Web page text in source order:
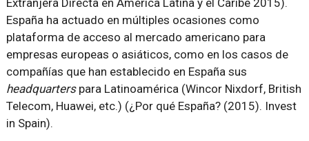
Extranjera Directa en América Latina y el Caribe 2015).
España ha actuado en múltiples ocasiones como
plataforma de acceso al mercado americano para
empresas europeas o asiáticos, como en los casos de
compañías que han establecido en España sus
headquarterspara Latinoamérica (Wincor Nixdorf, British
Telecom, Huawei, etc.) (¿Por qué España? (2015). Invest
in Spain).